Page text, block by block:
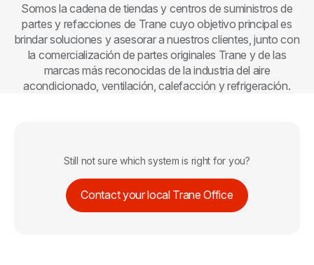
Somos la cadena de tiendas y centros de suministros de
partes y refacciones de Trane cuyo objetivo principal es
brindar soluciones y asesorar a nuestros clientes, junto con
la comercialización de partes originales Trane y de las
marcas más reconocidas de la industria del aire
acondicionado, ventilación, calefacción y refrigeración.
Still not sure which system is right for you?
Contact your local Trane Office